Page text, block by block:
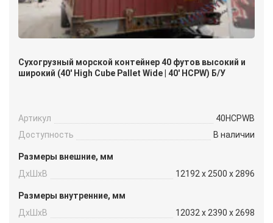
Сухогрузный морской контейнер 40 футов высокий и
широкий (40′ High Cube Pallet Wide | 40′ HCPW) Б/У
Артикул
40HCPWB
Доступность
В наличии
Размеры внешние, мм
ДxШxВ
12192 x 2500 x 2896
Размеры внутренние, мм
ДxШxВ
12032 x 2390 x 2698